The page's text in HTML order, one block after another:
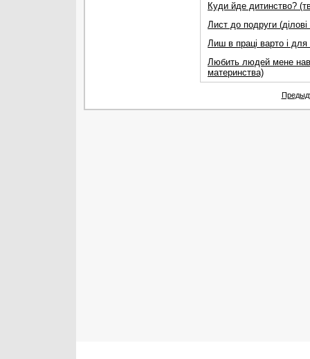
Куди йде дитинство?
Лист до подруги
Лиш в працi варто i для
Любить людей мене
материнства)